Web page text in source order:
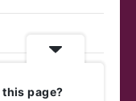
page?